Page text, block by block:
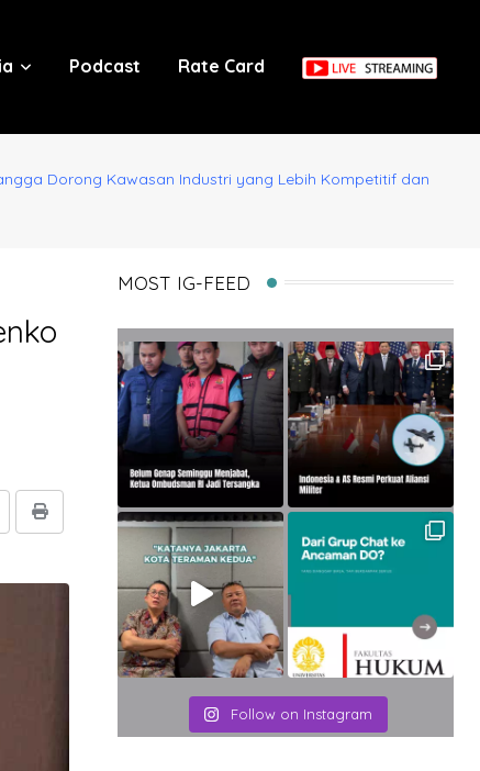
Podcast Rate Card
Dorong Kawasan Industri yang Lebih Kompetitif dan
Print
MOST IG-FEED
Follow on Instagram